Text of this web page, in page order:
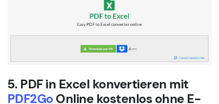
5. PDF in Excel konvertieren mit
PDF2Go Online kostenlos ohne E-